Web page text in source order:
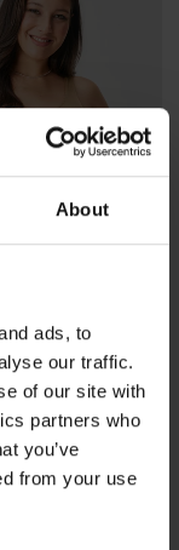
About
ads, to
our traffic.
of our site with
partners who
you’ve
from your use
PLUS SIZE
ALL25